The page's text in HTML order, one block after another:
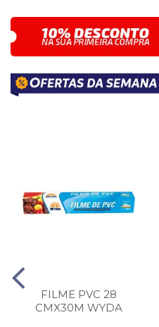
FILME PVC 28
CMX30M WYDA